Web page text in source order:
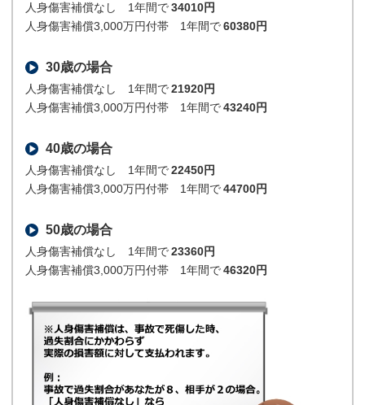
人身傷害補償なし 1年間で34010円
人身傷害補償3,000万円付帯 1年間で60380円
30歳の場合
人身傷害補償なし 1年間で21920円
人身傷害補償3,000万円付帯 1年間で43240円
40歳の場合
人身傷害補償なし 1年間で22450円
人身傷害補償3,000万円付帯 1年間で44700円
50歳の場合
人身傷害補償なし 1年間で23360円
人身傷害補償3,000万円付帯 1年間で46320円